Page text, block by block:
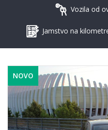
Vozila od
Jamstvo na
NOVO